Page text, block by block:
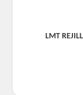
LMT